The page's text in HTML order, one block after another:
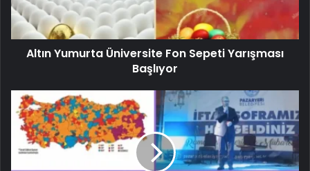
Altın Yumurta Üniversite Fon Sepeti Yarışması
Başlıyor